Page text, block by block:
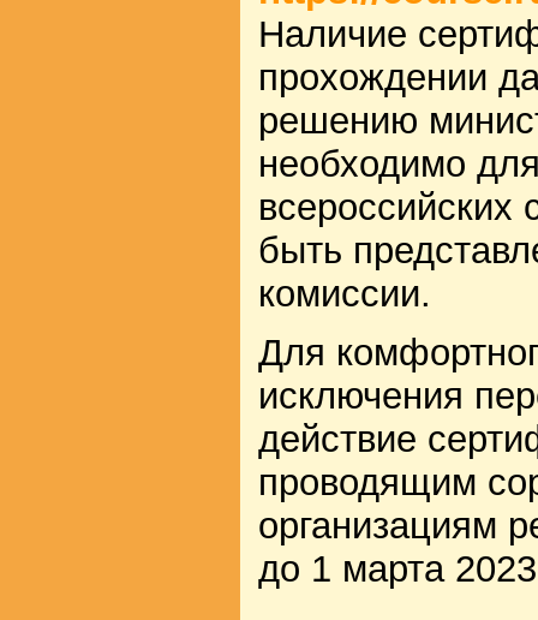
Наличие
прохождении
решению
необходимо
всероссийских
быть
комиссии.
Для
исключения
действие
проводящим
организациям
до 1 марта